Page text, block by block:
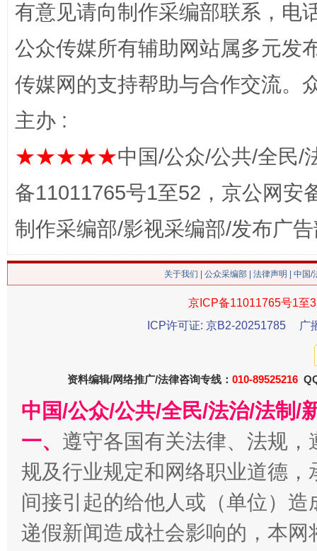
今
有意见请向制作采编部联系，电
公众传媒所有辅助网站属多元发
传媒网的支持帮助与合作交流。
主办 :
★★★★★中国/公众/公共/全民/
备11011765号1至52，京公网安
制作采编部/影视采编部/发布广
关于我们 公众采编部 法律声明 | 中国
京ICP备11011765号1至
ICP许可证: 京B2-20251785
广
资料编辑/网络推广/法律咨询专线： 010-89525216
中国/公众/公共/全民/法治/法制/
一、 遵守各国有关法律、法规
规及行业规定和网络职业道德
间接引起的给他人或（单位）
递假新闻造成社会影响的，本